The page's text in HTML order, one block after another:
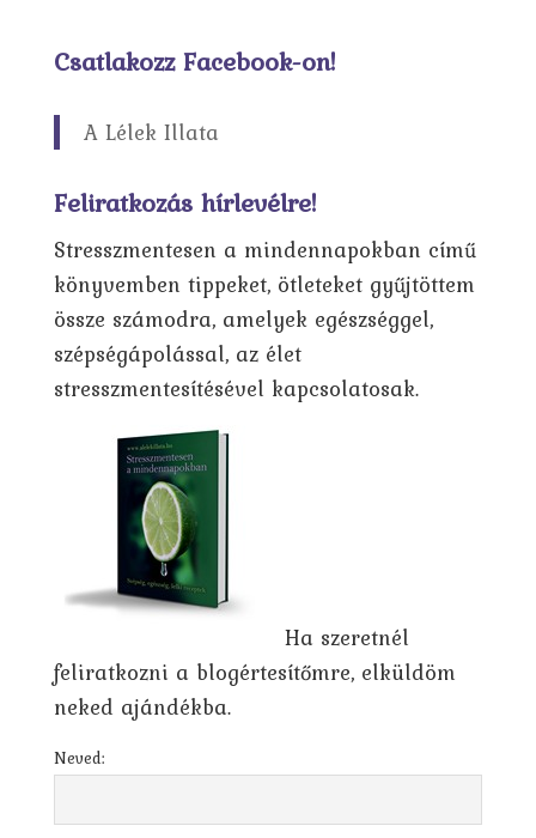
Csatlakozz Facebook-on!
A Lélek Illata
Feliratkozás hírlevélre!
Stresszmentesen a mindennapokban című
könyvemben tippeket, ötleteket gyűjtöttem
össze számodra, amelyek egészséggel,
szépségápolással, az élet
stresszmentesítésével kapcsolatosak.
Ha szeretnél
feliratkozni a blogértesítőmre, elküldöm
neked ajándékba.
Neved: